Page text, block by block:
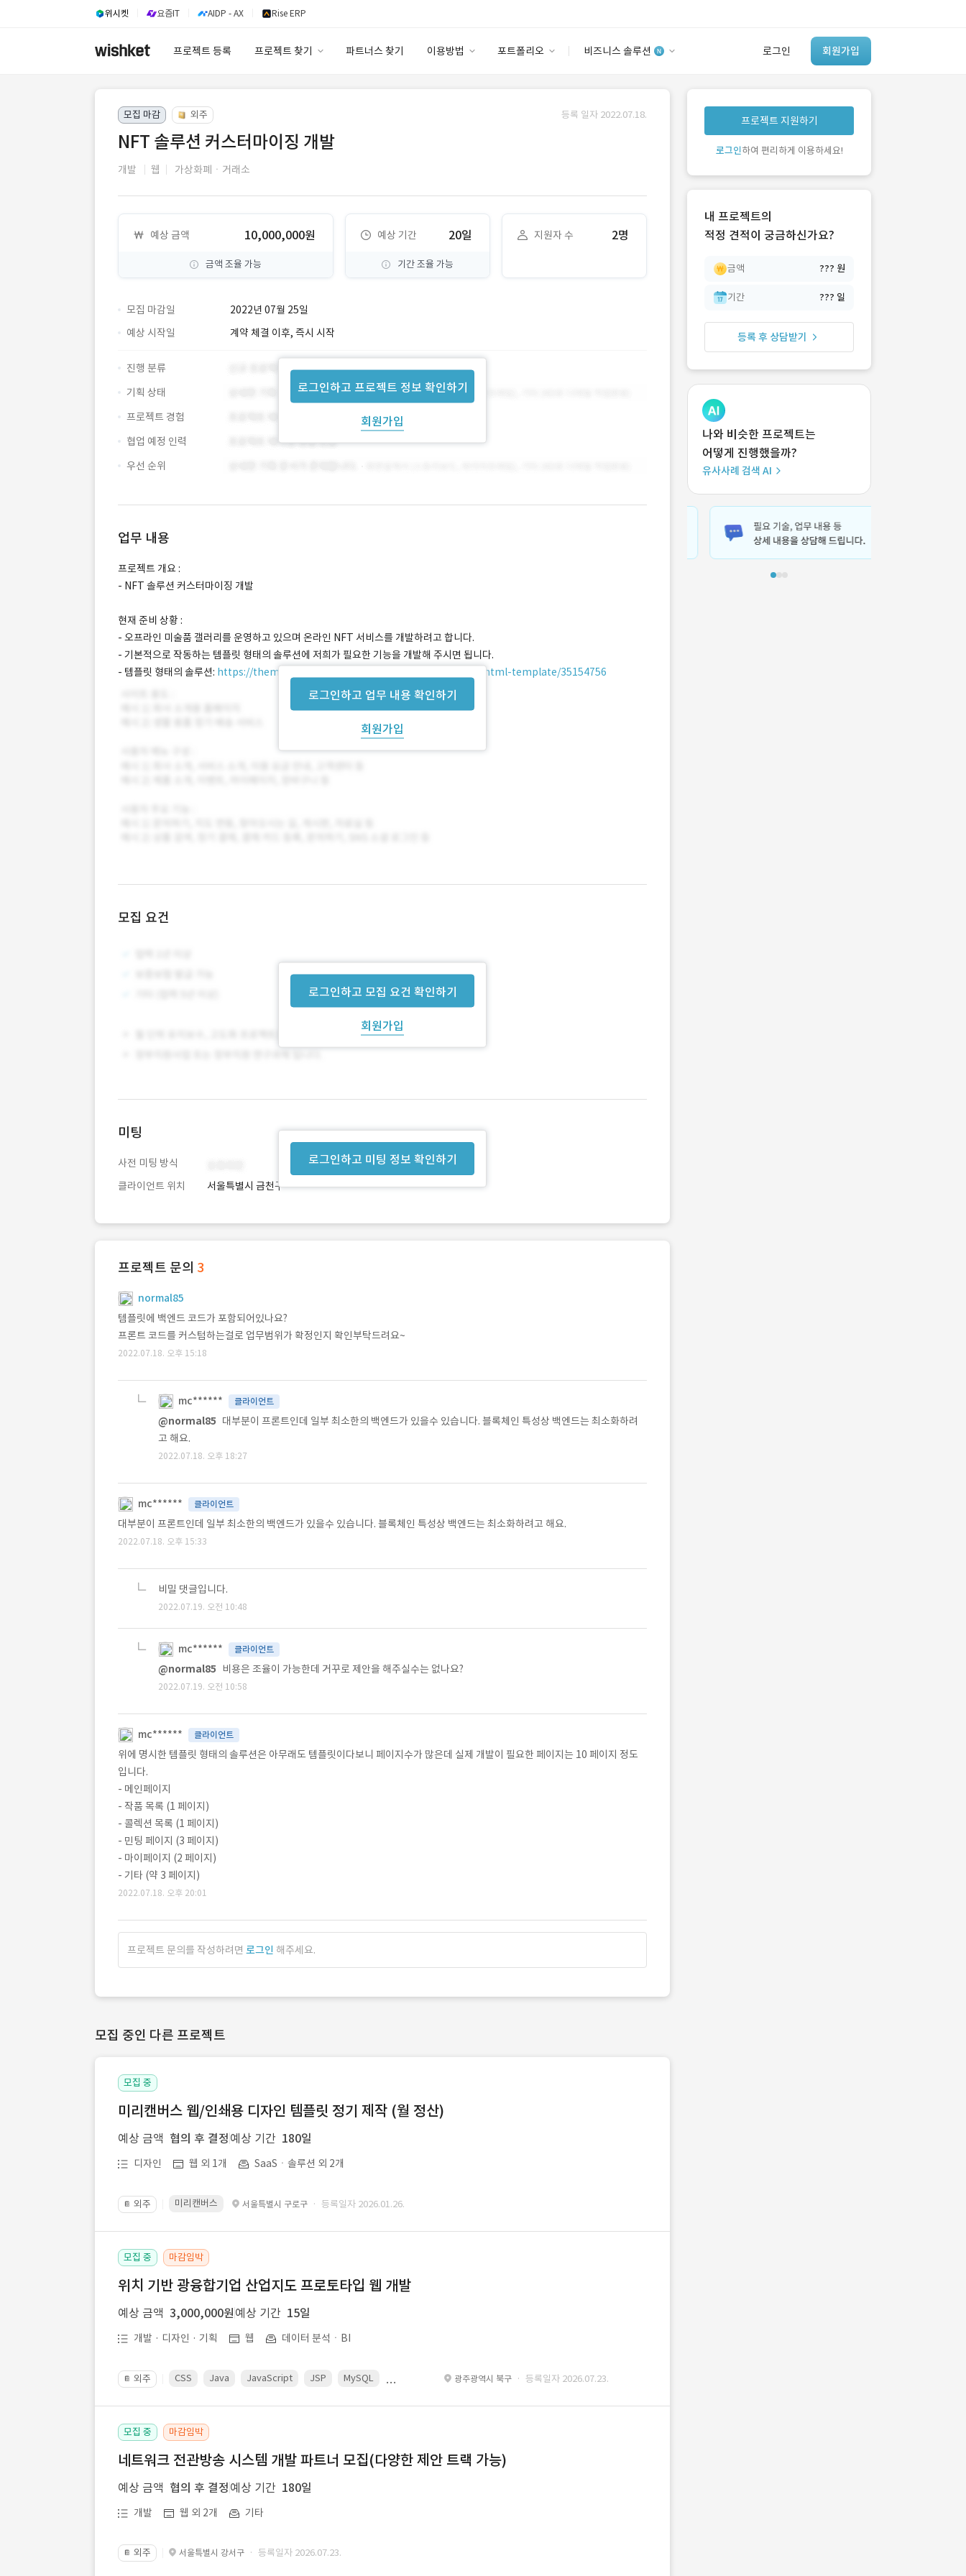
위시켓 요즘IT AIDP - AX Rise ERP
프로젝트 등록 프로젝트 찾기 파트너스 찾기 이용방법 포트폴리오 비즈니스 솔루션 로그인 회원가입
안심 코드 케어
유사사례 검색 AI
‘이런 거’ 만들어본
개발 회사 있어?
모집 마감 외주 등록 일자 2022.07.18.
NFT 솔루션 커스터마이징 개발
개발 웹 가상화폐ㆍ거래소
예상 금액 10,000,000원
금액 조율 가능
예상 기간 20일
기간 조율 가능
지원자 수 2명
모집 마감일 2022년 07월 25일
로그인하고 프로젝트 정보 확인하기
회원가입
예상 시작일 계약 체결 이후, 즉시 시작
진행 분류
기획 상태
프로젝트 경험
협업 예정 인력
우선 순위
업무 내용
로그인하고 업무 내용 확인하기
회원가입
프로젝트 개요 :
- NFT 솔루션 커스터마이징 개발
현재 준비 상황 :
- 오프라인 미술품 갤러리를 운영하고 있으며 온라인 NFT 서비스를 개발하려고 합니다.
- 기본적으로 작동하는 템플릿 형태의 솔루션에 저희가 필요한 기능을 개발해 주시면 됩니다.
- 템플릿 형태의 솔루션: https://themeforest.net/item/nuron-nft-marketplace-html-template/35154756
모집 요건
로그인하고 모집 요건 확인하기
회원가입
로그인하고 미팅 정보 확인하기
미팅
사전 미팅 방식
클라이언트 위치
서울특별시 금천구
프로젝트 문의 3
normal85
템플릿에 백엔드 코드가 포함되어있나요?
프론트 코드를 커스텀하는걸로 업무범위가 확정인지 확인부탁드려요~
2022.07.18. 오후 15:18
mc****** 클라이언트
@normal85 대부분이 프론트인데 일부 최소한의 백엔드가 있을수 있습니다. 블록체인 특성상 백엔드는 최소화하려
고 해요.
2022.07.18. 오후 18:27
mc****** 클라이언트
대부분이 프론트인데 일부 최소한의 백엔드가 있을수 있습니다. 블록체인 특성상 백엔드는 최소화하려고 해요.
2022.07.18. 오후 15:33
비밀 댓글입니다.
2022.07.19. 오전 10:48
mc****** 클라이언트
@normal85 비용은 조율이 가능한데 거꾸로 제안을 해주실수는 없나요?
2022.07.19. 오전 10:58
mc****** 클라이언트
위에 명시한 템플릿 형태의 솔루션은 아무래도 템플릿이다보니 페이지수가 많은데 실제 개발이 필요한 페이지는 10 페이지 정도
입니다.
- 메인페이지
- 작품 목록 (1 페이지)
- 콜렉션 목록 (1 페이지)
- 민팅 페이지 (3 페이지)
- 마이페이지 (2 페이지)
- 기타 (약 3 페이지)
2022.07.18. 오후 20:01
프로젝트 문의를 작성하려면 로그인 해주세요.
모집 중인 다른 프로젝트
모집 중
미리캔버스 웹/인쇄용 디자인 템플릿 정기 제작 (월 정산)
예상 금액 협의 후 결정 예상 기간 180일
디자인 웹 외 1개 SaaSㆍ솔루션 외 2개
📔 외주 미리캔버스 서울특별시 구로구 · 등록일자 2026.01.26.
모집 중 마감임박
위치 기반 광융합기업 산업지도 프로토타입 웹 개발
예상 금액 3,000,000원 예상 기간 15일
개발 · 디자인 · 기획 웹 데이터 분석ㆍBI
📔 외주 CSS Java JavaScript JSP MySQL Spring광주광역시 북구 · 등록일자 2026.07.23.
모집 중 마감임박
네트워크 전관방송 시스템 개발 파트너 모집(다양한 제안 트랙 가능)
예상 금액 협의 후 결정 예상 기간 180일
개발 웹 외 2개 기타
📔 외주 서울특별시 강서구 · 등록일자 2026.07.23.
프로젝트 지원하기
로그인하여 편리하게 이용하세요!
내 프로젝트의
적정 견적이 궁금하신가요?
금액 ??? 원
기간 ??? 일
등록 후 상담받기
나와 비슷한 프로젝트는
어떻게 진행했을까?
유사사례 검색 AI